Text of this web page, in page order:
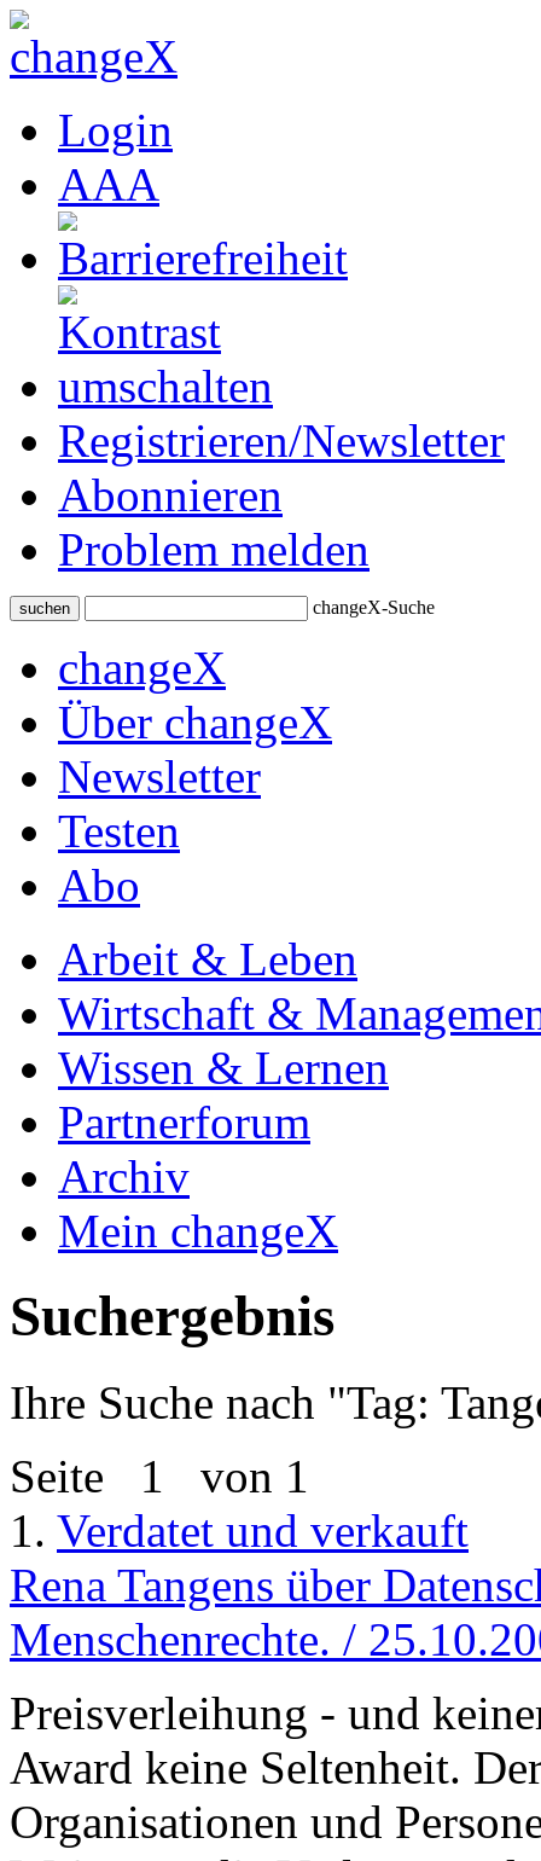
Login
AAA
Registrieren/Newsletter
Abonnieren
Problem melden
suchen changeX-Suche
changeX
Über changeX
Newsletter
Testen
Abo
Arbeit & Leben
Wirtschaft &
Wissen & Lernen
Partnerforum
Archiv
Mein changeX
Suchergebnis
Ihre Suche nach "Tag:
Seite 1 von 1
1. Verdatet und verkauft
Rena Tangens über
Menschenrechte. /
Preisverleihung - und
Award keine Seltenheit.
Organisationen und